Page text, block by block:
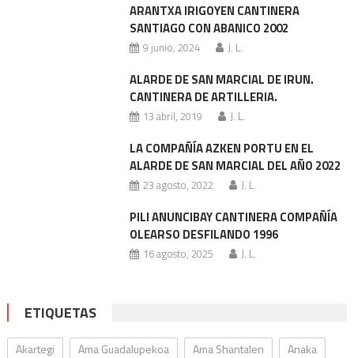
ARANTXA IRIGOYEN CANTINERA
SANTIAGO CON ABANICO 2002
9 junio, 2024 J. L.
ALARDE DE SAN MARCIAL DE IRUN.
CANTINERA DE ARTILLERIA.
13 abril, 2019 J. L.
LA COMPAÑÍA AZKEN PORTU EN EL
ALARDE DE SAN MARCIAL DEL AÑO 2022
23 agosto, 2022 J. L.
PILI ANUNCIBAY CANTINERA COMPAÑÍA
OLEARSO DESFILANDO 1996
16 agosto, 2025 J. L.
ETIQUETAS
Akartegi Ama Guadalupekoa Ama Shantalen
Anaka